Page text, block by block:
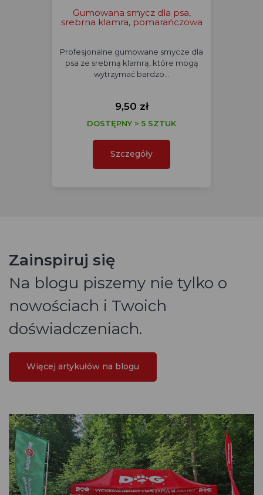
Gumowana smycz dla psa,
srebrna klamra, pomarańczowa
Profesjonalne gumowane smycze dla
psa ze srebrną klamrą, które mogą
wytrzymać bardzo…
9,50 zł
DOSTĘPNY > 5 SZTUK
Szczegóły
Zainspiruj się
Na blogu piszemy nie tylko o
nowościach i Twoich
doświadczeniach.
Więcej artykułów na blogu